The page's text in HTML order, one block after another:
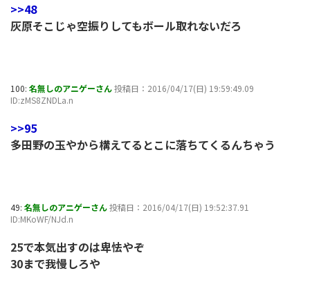
>>48
灰原そこじゃ空振りしてもボール取れないだろ
100: 名無しのアニゲーさん投稿日：2016/04/17(日) 19:59:49.09
ID:zMS8ZNDLa.n
>>95
多田野の玉やから構えてるとこに落ちてくるんちゃう
49: 名無しのアニゲーさん投稿日：2016/04/17(日) 19:52:37.91
ID:MKoWF/NJd.n
25で本気出すのは卑怯やぞ
30まで我慢しろや